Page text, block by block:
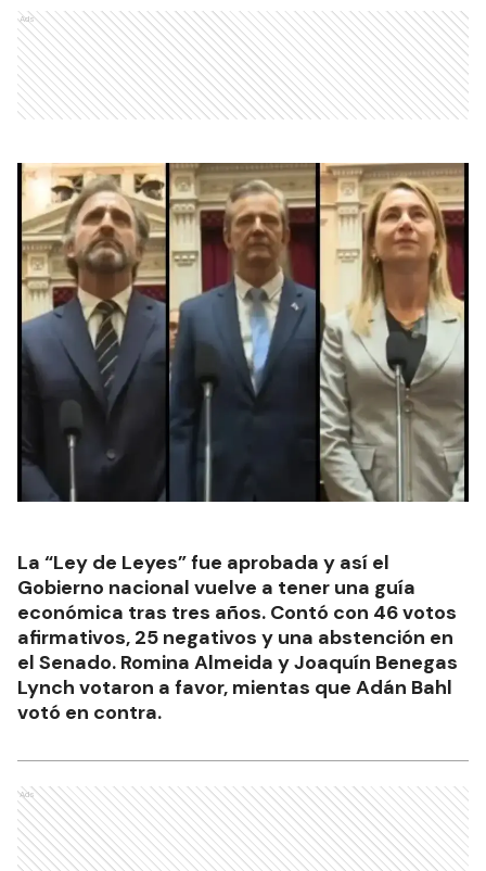
Ads
La “Ley de Leyes” fue aprobada y así el
Gobierno nacional vuelve a tener una guía
económica tras tres años. Contó con 46 votos
afirmativos, 25 negativos y una abstención en
el Senado. Romina Almeida y Joaquín Benegas
Lynch votaron a favor, mientas que Adán Bahl
votó en contra.
Ads